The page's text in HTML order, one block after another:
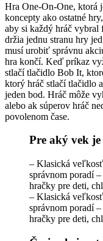
Hra One-On-One, ktorá
koncepty ako ostatné
aby si každý hráč vybral
držia jednu stranu hry
musí urobiť správnu
hra končí. Keď príkaz
stlačí tlačidlo Bob It,
ktorý hráč stlačí tlačidlo
jeden bod. Hráč môže
alebo ak súperov hráč
povolenom čase.
Pre aký vek
– Klasická
správnom poradí
hračky pre deti,
– Klasická
správnom poradí
hračky pre deti,